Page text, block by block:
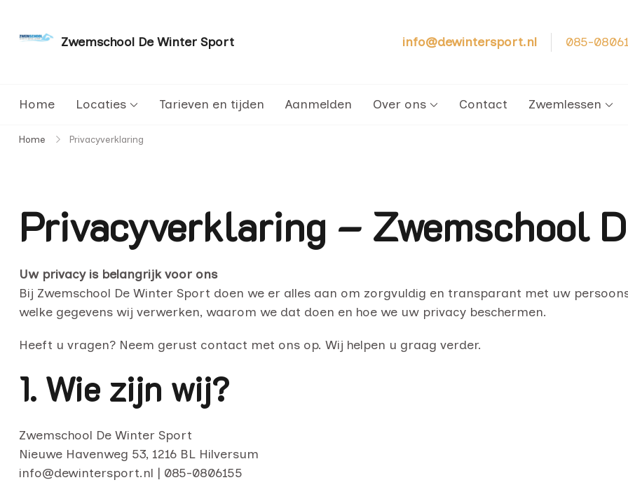
Zwemschool De Winter Sport info@dewintersport.nl 085-
Home Locaties Tarieven en tijden Aanmelden Over ons Contact Zwemlessen
Home Privacyverklaring
Privacyverklaring – Zwemschool
Uw privacy is belangrijk voor ons
Bij Zwemschool De Winter Sport doen we er alles aan om zorgvuldig en transparant met uw
welke gegevens wij verwerken, waarom we dat doen en hoe we uw privacy beschermen.
Heeft u vragen? Neem gerust contact met ons op. Wij helpen u graag verder.
1. Wie zijn wij?
Zwemschool De Winter Sport
Nieuwe Havenweg 53, 1216 BL Hilversum
info@dewintersport.nl | 085-0806155